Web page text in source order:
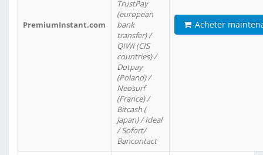
PremiumInstant.com
TrustPay
(european
bank
transfer) /
QIWI (CIS
countries) /
Dotpay
(Poland) /
Neosurf
(France) /
Bitcash (
Japan) / Ideal
/ Sofort/
Bancontact
Acheter